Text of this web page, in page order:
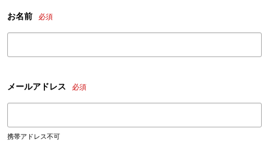
お名前 必須
メールアドレス 必須
携帯アドレス不可